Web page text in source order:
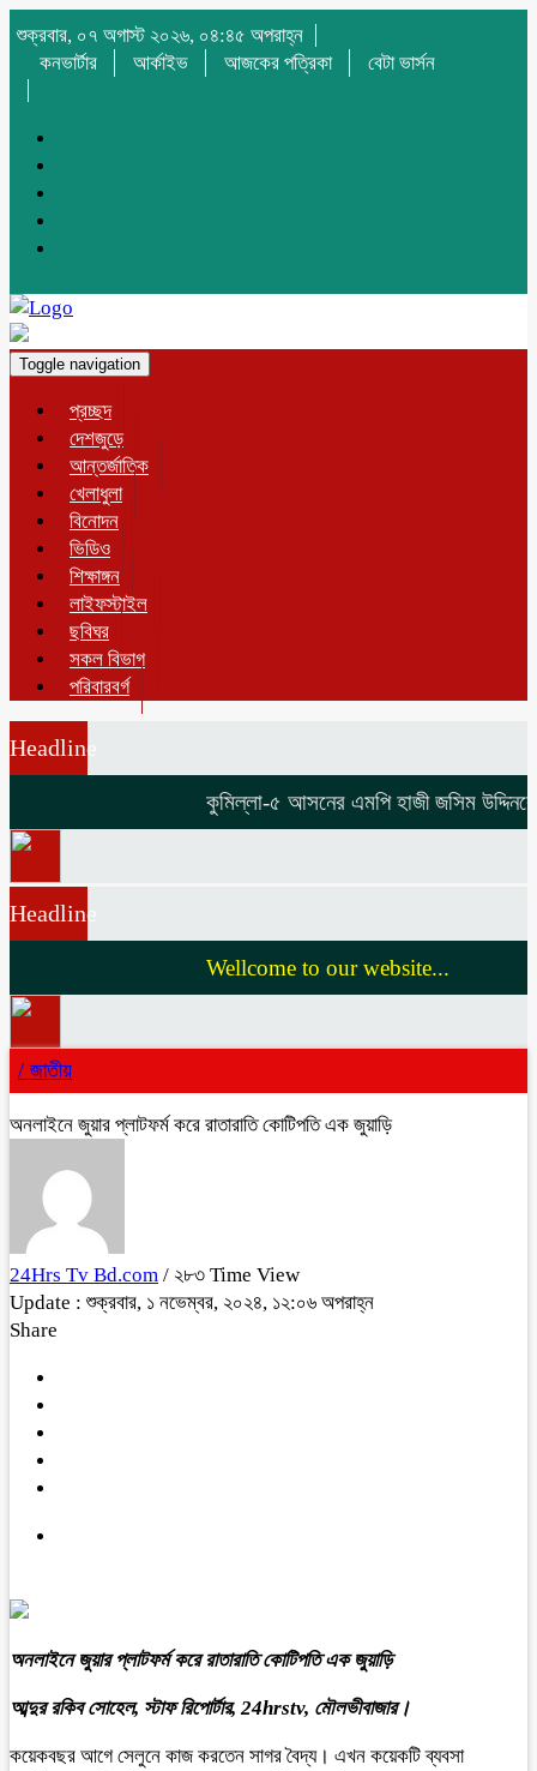
শুক্রবার, ০৭ অগাস্ট ২০২৬, ০৪:৪৫ অপরাহ্ন
কনভার্টার
আর্কাইভ আজকের পত্রিকা বেটা ভার্সন
Toggle navigation
প্রচ্ছদ
দেশজুড়ে
আন্তর্জাতিক
খেলাধুলা
বিনোদন
ভিডিও
শিক্ষাঙ্গন
লাইফস্টাইল
ছবিঘর
সকল বিভাগ
পরিবারবর্গ
Headline
কুমিল্লা-৫ আসনের এমপি হাজী জসিম উদ্দিনকে
Headline
Wellcome to our website...
/ জাতীয়
অনলাইনে জুয়ার প্লাটফর্ম করে রাতারাতি কোটিপতি এক জুয়াড়ি
24Hrs Tv Bd.com / ২৮৩ Time View
Update : শুক্রবার, ১ নভেম্বর, ২০২৪, ১২:০৬ অপরাহ্ন
Share
অনলাইনে জুয়ার প্লাটফর্ম করে রাতারাতি কোটিপতি এক জুয়াড়ি
আব্দুর রকিব সোহেল, স্টাফ রিপোর্টার, 24hrstv, মৌলভীবাজার।
কয়েকবছর আগে সেলুনে কাজ করতেন সাগর বৈদ্য। এখন কয়েকটি ব্যবসা